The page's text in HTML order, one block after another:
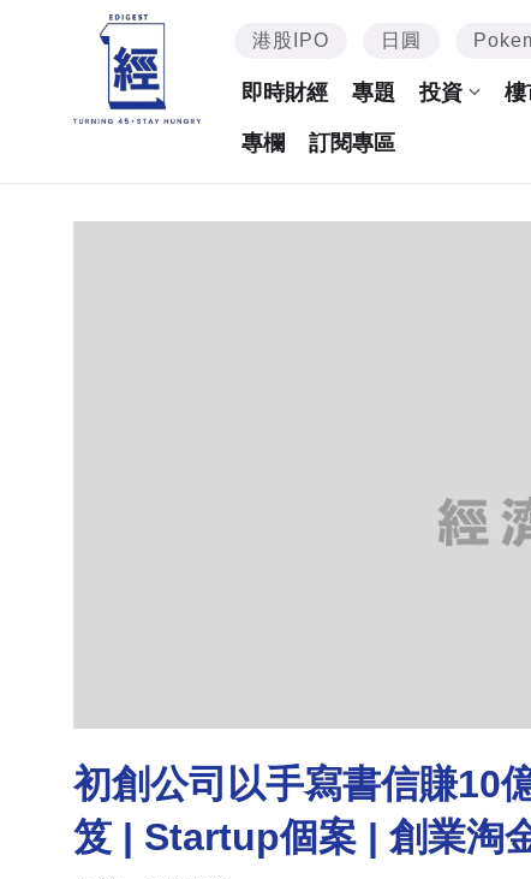
港股IPO 日圓
即時財經 專題 投資 樓
專欄 訂閱專區
初創公司以手寫書信賺10
笈 | Startup個案 | 創業淘